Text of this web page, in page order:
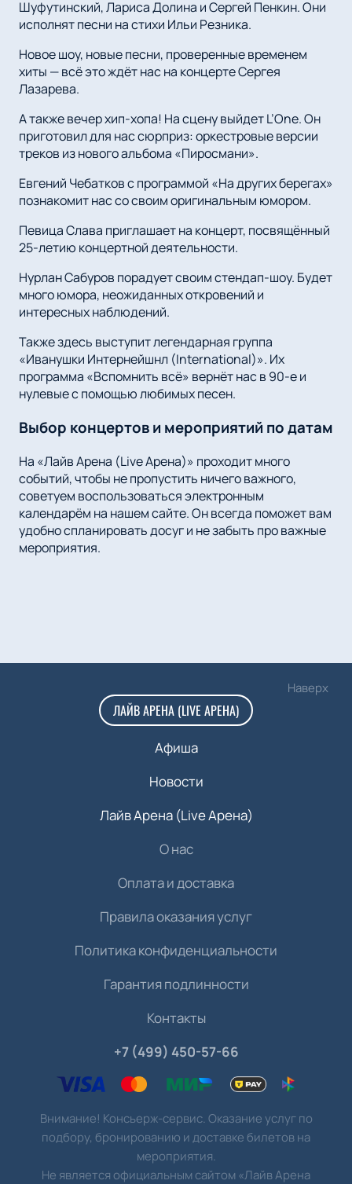
Шуфутинский, Лариса Долина и Сергей Пенкин. Они
исполнят песни на стихи Ильи Резника.
Новое шоу, новые песни, проверенные временем
хиты — всё это ждёт нас на концерте Сергея
Лазарева.
А также вечер хип-хопа! На сцену выйдет L’One. Он
приготовил для нас сюрприз: оркестровые версии
треков из нового альбома «Пиросмани».
Евгений Чебатков с программой «На других берегах»
познакомит нас со своим оригинальным юмором.
Певица Слава приглашает на концерт, посвящённый
25-летию концертной деятельности.
Нурлан Сабуров порадует своим стендап-шоу. Будет
много юмора, неожиданных откровений и
интересных наблюдений.
Также здесь выступит легендарная группа
«Иванушки Интернейшнл (International)». Их
программа «Вспомнить всё» вернёт нас в 90-е и
нулевые с помощью любимых песен.
Выбор концертов и мероприятий по датам
На «Лайв Арена (Live Арена)» проходит много
событий, чтобы не пропустить ничего важного,
советуем воспользоваться электронным
календарём на нашем сайте. Он всегда поможет вам
удобно спланировать досуг и не забыть про важные
мероприятия.
Наверх
ЛАЙВ АРЕНА (LIVE АРЕНА)
Афиша
Новости
Лайв Арена (Live Арена)
О нас
Оплата и доставка
Правила оказания услуг
Политика конфиденциальности
Гарантия подлинности
Контакты
+7 (499) 450-57-66
Внимание! Консьерж-сервис. Оказание услуг по
подбору, бронированию и доставке билетов на
мероприятия.
Не является официальным сайтом «Лайв Арена